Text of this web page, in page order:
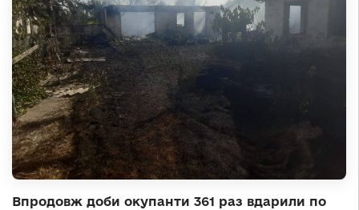
Впродовж доби окупанти 361 раз вдарили по